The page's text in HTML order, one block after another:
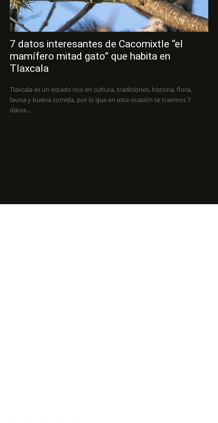
7 datos interesantes de Cacomixtle “el
mamífero mitad gato” que habita en
Tlaxcala
Tlaxcala es un estado rico en cultura, tradiciones, historia, flora,
fauna y buena comida, por lo que en esta ocasión te traemos 7
datos...